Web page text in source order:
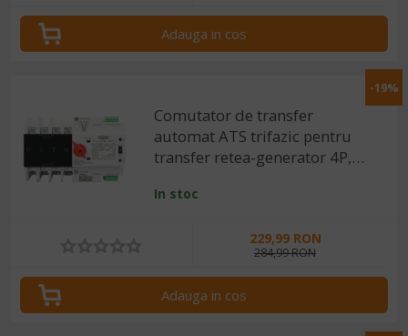
Adauga in cos
-19%
Comutator de transfer
automat ATS trifazic pentru
transfer retea-generator 4P,
In stoc
229,99 RON
284,99 RON
Adauga in cos